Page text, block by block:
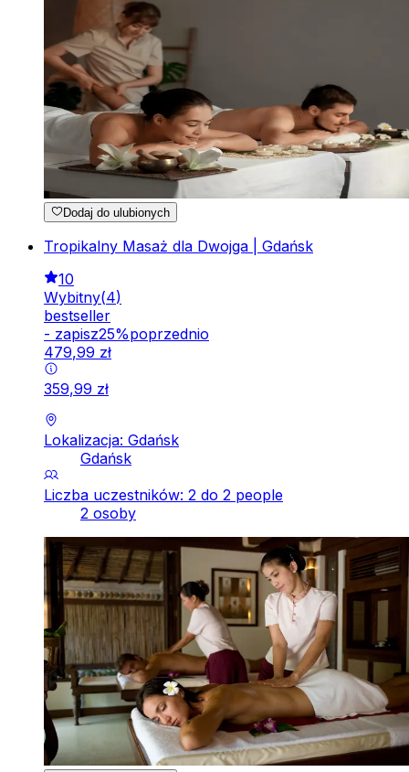
Dodaj do ulubionych
Tropikalny Masaż dla Dwojga | Gdańsk
10
Wybitny(4)
bestseller
- zapisz25%poprzednio
479,99 zł
359,99 zł
Lokalizacja: Gdańsk
Gdańsk
Liczba uczestników: 2 do 2 people
2 osoby